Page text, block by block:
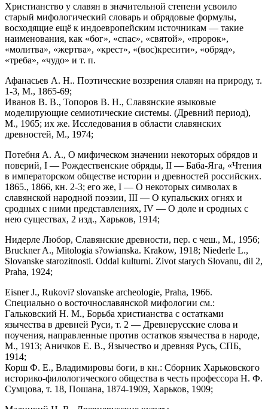
Христианство у славян в значительной степени усвоило
старый мифологический словарь и обрядовые формулы,
восходящие ещё к индоевропейским источникам — такие
наименования, как «бог», «спас», «святой», «пророк»,
«молитва», «жертва», «крест», «(вос)кресити», «обряд»,
«треба», «чудо» и т. п.
Афанасьев А. Н.. Поэтические воззрения славян на природу, т.
1-3, М., 1865-69;
Иванов В. В., Топоров В. Н., Славянские языковые
моделирующие семиотические системы. (Древний период),
М., 1965; их же. Исследования в области славянских
древностей, М., 1974;
Потебня А. А., О мифическом значении некоторых обрядов и
поверий, I — Рождественские обряды, II — Баба-Яга, «Чтения
в императорском обществе истории и древностей российских.
1865., 1866, кн. 2-3; его же, I — О некоторых символах в
славянской народной поэзии, III — О купальских огнях и
сродных с ними представлениях, IV — О доле и сродных с
нею существах, 2 изд., Харьков, 1914;
Нидерле Любор, Славянские древности, пер. с чеш., М., 1956;
Bruckner A., Mitologia s?owianska. Krakow, 1918; Niederle L.,
Slovanske starozitnosti. Oddal kulturni. Zivot starych Slovanu, dil 2,
Praha, 1924;
Eisner J., Rukovi? slovanske archeologie, Praha, 1966.
Специально о восточнославянской мифологии см.:
Гальковский Н. М., Борьба христианства с остатками
язычества в древней Руси, т. 2 — Древнерусские слова и
поучения, направленные против остатков язычества в народе,
М., 1913; Аничков E. В., Язычество и древняя Русь, СПБ,
1914;
Корш Ф. E., Владимировы боги, в кн.: Сборник Харьковского
историко-филологического общества в честь профессора Н. Ф.
Сумцова, т. 18, Пошана, 1874-1909, Харьков, 1909;